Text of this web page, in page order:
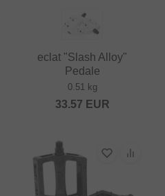
eclat "Slash Alloy"
Pedale
0.51 kg
33.57 EUR